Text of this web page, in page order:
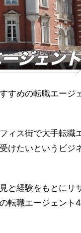
すめの転職エージ
ィス街で大手転職
けたいというビジ
と経験をもとにリ
転職エージェント